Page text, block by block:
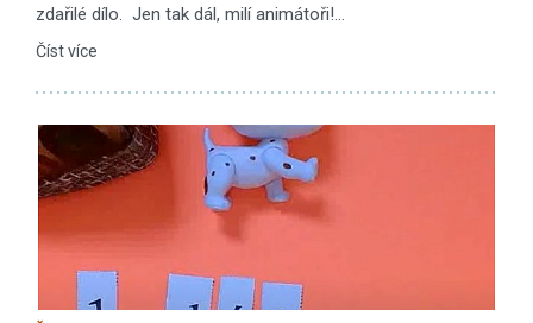
zdařilé dílo. Jen tak dál, milí animátoři!…
Číst více